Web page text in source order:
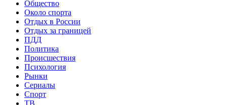
Общество
Около спорта
Отдых в России
Отдых за границей
ПДД
Политика
Происшествия
Психология
Рынки
Сериалы
Спорт
ТВ